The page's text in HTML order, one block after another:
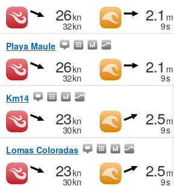
26kn
32kn
2.1 m
9s
Playa Maule
26kn
32kn
2.1 m
9s
Km14
23kn
30kn
2.5m
9s
Lomas Coloradas
23kn
30kn
2.5m
9s